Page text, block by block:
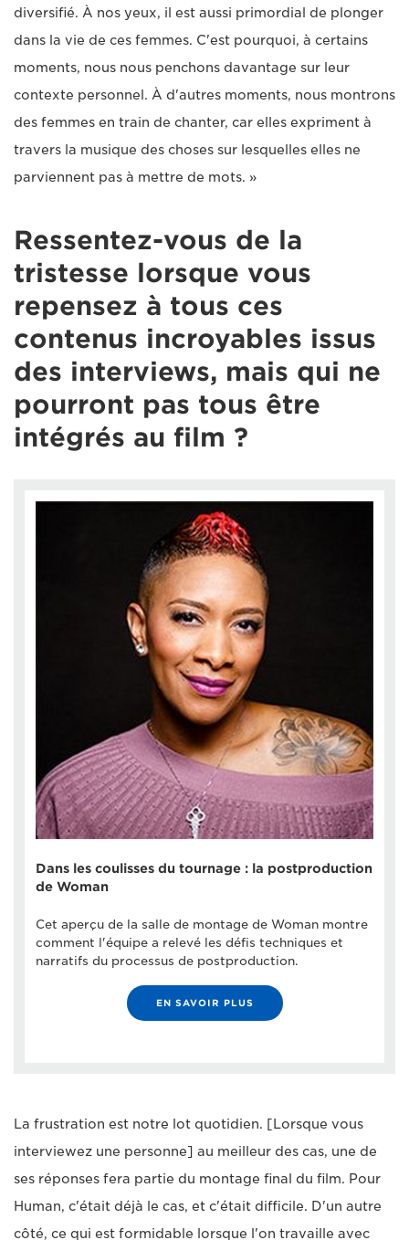
diversifié. À nos yeux, il est aussi primordial de plonger
dans la vie de ces femmes. C'est pourquoi, à certains
moments, nous nous penchons davantage sur leur
contexte personnel. À d'autres moments, nous montrons
des femmes en train de chanter, car elles expriment à
travers la musique des choses sur lesquelles elles ne
parviennent pas à mettre de mots. »
Ressentez-vous de la
tristesse lorsque vous
repensez à tous ces
contenus incroyables issus
des interviews, mais qui ne
pourront pas tous être
intégrés au film ?
Dans les coulisses du tournage : la postproduction
de Woman
Cet aperçu de la salle de montage de Woman montre
comment l'équipe a relevé les défis techniques et
narratifs du processus de postproduction.
EN SAVOIR PLUS
La frustration est notre lot quotidien. [Lorsque vous
interviewez une personne] au meilleur des cas, une de
ses réponses fera partie du montage final du film. Pour
Human, c'était déjà le cas, et c'était difficile. D'un autre
côté, ce qui est formidable lorsque l'on travaille avec